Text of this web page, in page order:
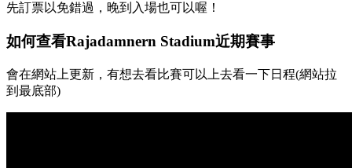
先訂票以免錯過，晚到入場也可以喔！
如何查看Rajadamnern Stadium近期賽事
會在網站上更新，有想去看比賽可以上去看一下日程(網站拉
到最底部)